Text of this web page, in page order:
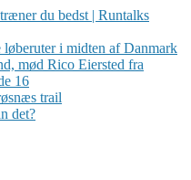
du bedst | Runtalks
løberuter i midten af Danmark
mød Rico Eiersted fra
16
trail
det?